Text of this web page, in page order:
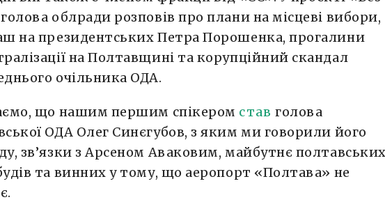
облради розповів про плани на місцеві вибори,
на президентських Петра Порошенка, прогалини
на Полтавщині та корупційний скандал
очільника ОДА.
що нашим першим спікером став голова
ОДА Олег Синєгубов, з яким ми говорили його
зв’язки з Арсеном Аваковим, майбутнє полтавських
та винних у тому, що аеропорт «Полтава» не